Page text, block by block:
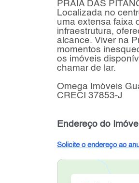
PRAIA DAS
Localizada no
uma extensa faixa
infraestrutura,
alcance. Viver na
momentos
os imóveis
chamar de lar.
Omega Imóveis
CRECI 37853-J
Endereço do
Solicite o endereço ao